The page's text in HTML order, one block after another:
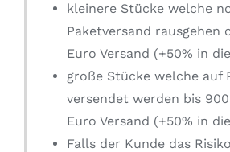
kleinere Stücke welche
Paketversand rausgehen
Euro Versand (+50% in
große Stücke welche auf
versendet werden bis
Euro Versand (+50% in
Falls der Kunde das